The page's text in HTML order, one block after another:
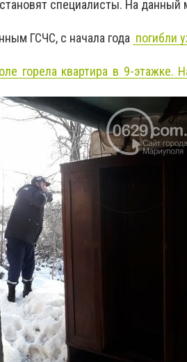
специалисты. На
ГСЧС, с начала года погибли
горела квартира в 9-этажке.